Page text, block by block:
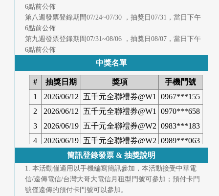
6點前公佈
第八週發票登錄期間07/24~07/30 ，抽獎日07/31，當日下午
6點前公佈
第九週發票登錄期間07/31~08/06 ，抽獎日08/07，當日下午
6點前公佈
中獎名單
簡訊登錄發票 & 抽獎說明
1. 本活動僅適用以手機編寫簡訊參加，本活動接受中華電
信/遠傳電信/台灣大哥大電信月租型門號可參加；預付卡門
號僅遠傳的預付卡門號可以參加。